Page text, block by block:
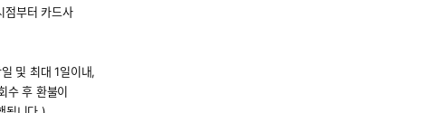
점부터 카드사
및 최대 1일이내,
수 후 환불이